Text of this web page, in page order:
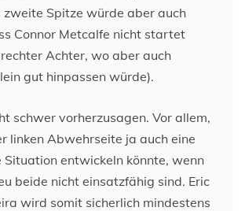
zweite Spitze würde aber auch
Connor Metcalfe nicht startet
Achter, wo aber auch
gut hinpassen würde).
schwer vorherzusagen. Vor allem,
linken Abwehrseite ja auch eine
Situation entwickeln könnte, wenn
beide nicht einsatzfähig sind. Eric
wird somit sicherlich mindestens